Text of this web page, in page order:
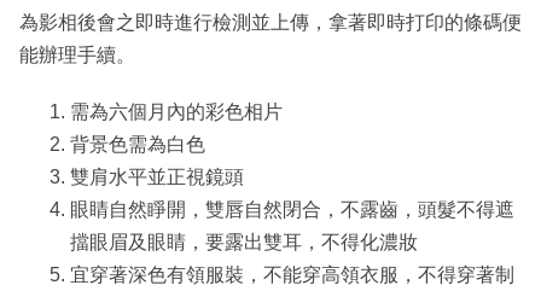
為影相後會之即時進行檢測並上傳，拿著即時打印的條碼便
能辦理手續。
需為六個月內的彩色相片
背景色需為白色
雙肩水平並正視鏡頭
眼睛自然睜開，雙唇自然閉合，不露齒，頭髮不得遮
擋眼眉及眼睛，要露出雙耳，不得化濃妝
宜穿著深色有領服裝，不能穿高領衣服，不得穿著制